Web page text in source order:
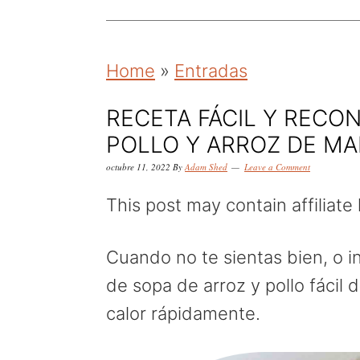
t
o
p
r
i
a
r
y
t
o
m
a
i
c
o
n
t
o
p
r
i
a
r
y
Home » Entradas
RECETA FÁCIL Y
POLLO Y ARROZ DE
octubre 11, 2022 ByAdam Shed Leave a Comment
This post may contain affiliate
Cuando no te sientas bien, o
de sopa de arroz y pollo fácil
calor rápidamente.